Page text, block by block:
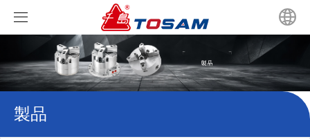
ホーム
ニュース
製品